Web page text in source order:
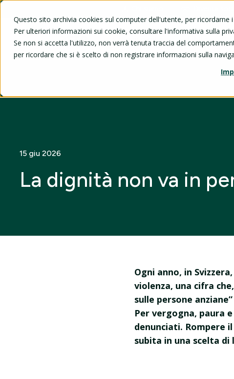
Questo sito archivia cookies sul computer dell'utente, per
Per ulteriori informazioni sui cookie, consultare l'informativa sulla
Se non si accetta l'utilizzo, non verrà tenuta traccia del
per ricordare che si è scelto di non registrare informazioni sulla
Viaggi e gite UNI3
15 giu 2026
La dignità non va in
Ogni anno, in
violenza, una cifra
sulle persone
Per vergogna, paura
denunciati. Rompere
subita in una scelta